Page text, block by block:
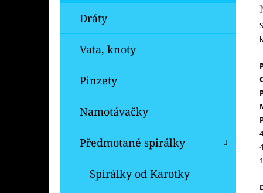
Dráty
Vata, knoty
Pinzety
Namotávačky
Předmotané spirálky
Spirálky od Karotky